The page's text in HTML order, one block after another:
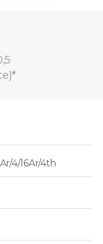
4/16Ar/4th